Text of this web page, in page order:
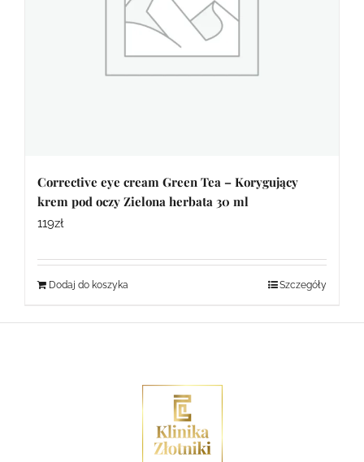
Corrective eye cream Green Tea – Korygujący
krem pod oczy Zielona herbata 30 ml
119zł
Dodaj do koszyka Szczegóły